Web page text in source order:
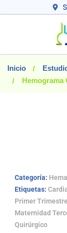
Inicio
Hemograma
Categoría:
Etiquetas:
Primer Trimestre
Maternidad
Quirúrgico